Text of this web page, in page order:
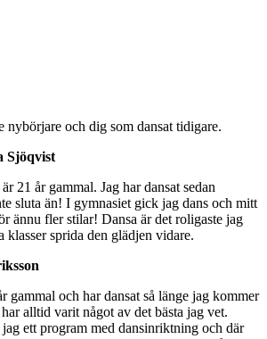
nybörjare och dig som dansat tidigare.
Sjöqvist
21 år gammal. Jag har dansat sedan
sluta än! I gymnasiet gick jag dans och mitt
ännu fler stilar! Dansa är det roligaste jag
klasser sprida den glädjen vidare.
gammal och har dansat så länge jag kommer
alltid varit något av det bästa jag vet.
ett program med dansinriktning och där